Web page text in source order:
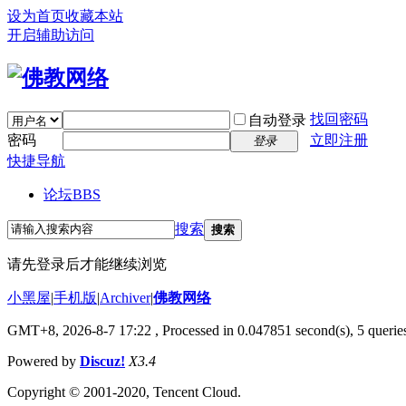
设为首页收藏本站
开启辅助访问
自动登录 找回密码
密码
登录
立即注册
快捷导航
论坛BBS
搜索 搜索
请先登录后才能继续浏览
小黑屋|手机版|Archiver|佛教网络
GMT+8, 2026-8-7 17:22 , Processed in 0.047851 second(s), 5
Powered by Discuz! X3.4
Copyright © 2001-2020, Tencent Cloud.